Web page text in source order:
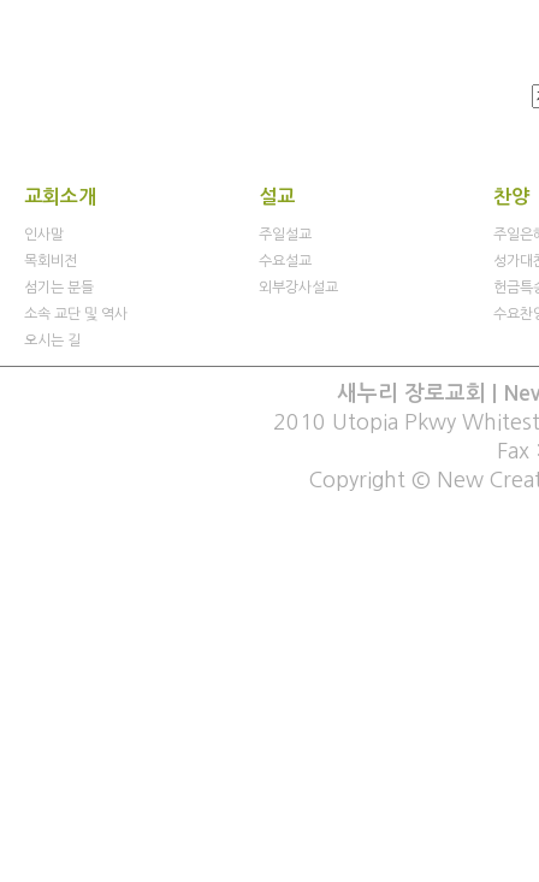
교회소개
인사말
목회비전
섬기는 분들
소속 교단 및 역사
오시는 길
설교
주일설교
수요설교
외부강사설교
찬양
주일은
성가대
헌금특
수요찬
새누리 장로교회 |
2010 Utopia Pkwy
Copyright © New